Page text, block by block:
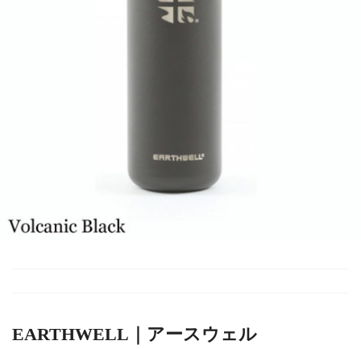
EARTHWELL｜アースウェル